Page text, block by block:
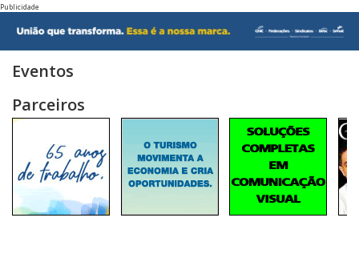
Publicidade
Eventos
Parceiros